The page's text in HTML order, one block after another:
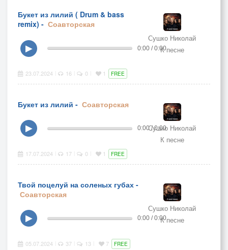
Букет из лилий ( Drum & bass
remix) - Соавторская
Сушко Николай
К песне
▶ 0:00 / 0:00
23.07.2024 16 0 1 FREE
Букет из лилий - Соавторская
Сушко Николай
К песне
▶ 0:00 / 0:00
17.07.2024 17 0 1 FREE
Твой поцелуй на соленых губах -
Соавторская
Сушко Николай
К песне
▶ 0:00 / 0:00
05.07.2024 37 13 7 FREE